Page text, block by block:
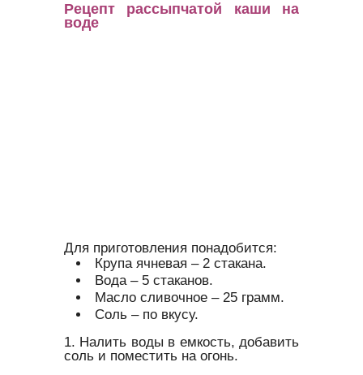
Рецепт рассыпчатой каши на
воде
Для приготовления понадобится:
Крупа ячневая – 2 стакана.
Вода – 5 стаканов.
Масло сливочное – 25 грамм.
Соль – по вкусу.
1. Налить воды в емкость, добавить
соль и поместить на огонь.